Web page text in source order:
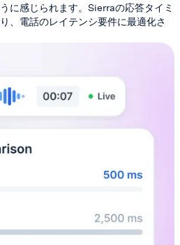
に感じられます。Sierraの応答タイミ
、電話のレイテンシ要件に最適化さ